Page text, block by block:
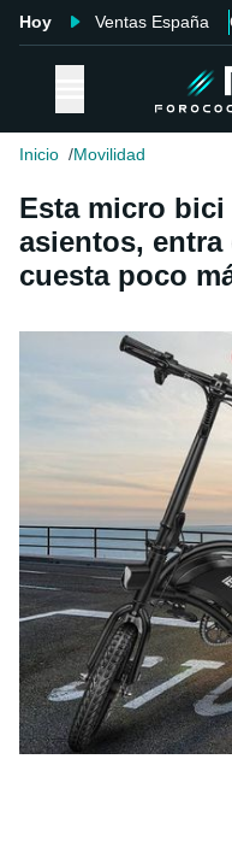
Hoy Ventas España
Inicio Movilidad
Esta micro
asientos, entra
cuesta poco